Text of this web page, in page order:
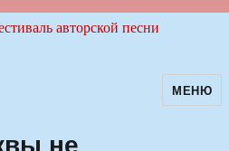
авторскойМЕНЮ